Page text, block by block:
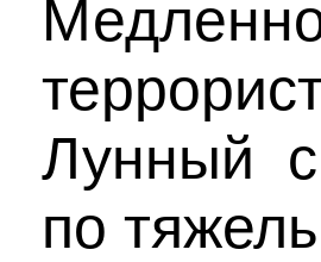
Лунный
по